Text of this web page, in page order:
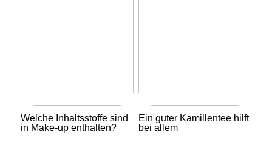
Welche Inhaltsstoffe sind
in Make-up enthalten?
Ein guter Kamillentee hilft
bei allem